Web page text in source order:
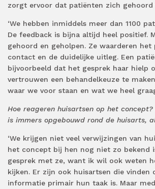
zorgt ervoor dat patiënten zich gehoord
‘We hebben inmiddels meer dan 1100
De feedback is bijna altijd heel positief.
gehoord en geholpen. Ze waarderen het
contact en de duidelijke uitleg. Een
bijvoorbeeld dat het gesprek haar hielp
vertrouwen een behandelkeuze te
waar we voor staan en wat we heel
Hoe reageren huisartsen op het
is immers opgebouwd rond de huisarts,
‘We krijgen niet veel verwijzingen van
het concept bij hen nog niet zo bekend
gesprek met ze, want ik wil ook weten
kijken. Er zijn ook huisartsen die vinden
informatie primair hun taak is. Maar